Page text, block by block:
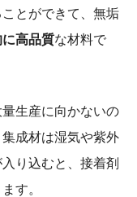
とができて、無垢
高品質な材料で
生産に向かないの
成材は湿気や紫外
り込むと、接着剤
す。